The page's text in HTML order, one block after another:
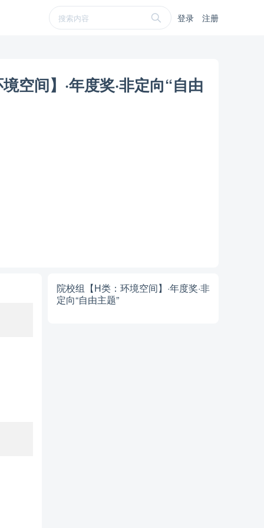
登录 注册
空间】·年度奖·非定向“自由
院校组【H类：环境空间】·年度奖·非
定向“自由主题”